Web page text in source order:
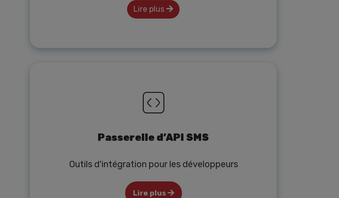
Lire plus
Passerelle d’API SMS
Outils d'intégration pour les développeurs
Lire plus